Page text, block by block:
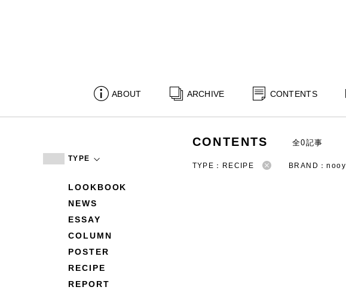
ABOUT ARCHIVE CONTENTS
TYPE
LOOKBOOK
NEWS
ESSAY
COLUMN
POSTER
RECIPE
REPORT
CONTENTS 全0記事
TYPE：RECIPE BRAND：nooy